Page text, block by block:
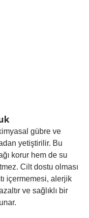
gübre ve
yetiştirilir. Bu
korur hem de su
Cilt dostu olması
içermemesi, alerjik
ve sağlıklı bir